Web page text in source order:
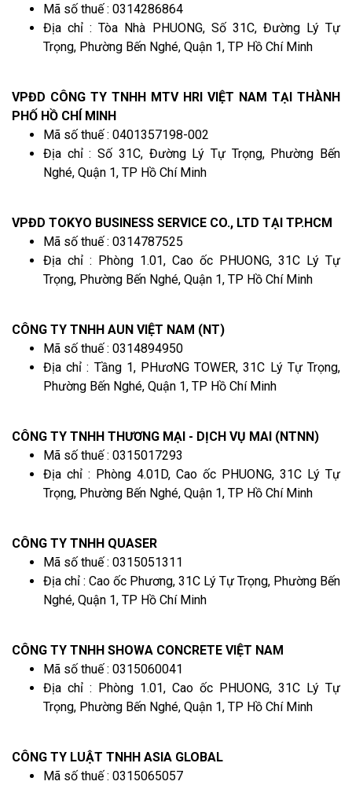
Mã số thuế : 0314286864
Địa chỉ : Tòa Nhà PHUONG, Số 31C, Đường Lý Tự
Trọng, Phường Bến Nghé, Quận 1, TP Hồ Chí Minh
VPĐD CÔNG TY TNHH MTV HRI VIỆT NAM TẠI THÀNH
PHỐ HỒ CHÍ MINH
Mã số thuế : 0401357198-002
Địa chỉ : Số 31C, Đường Lý Tự Trọng, Phường Bến
Nghé, Quận 1, TP Hồ Chí Minh
VPĐD TOKYO BUSINESS SERVICE CO., LTD TẠI TP.HCM
Mã số thuế : 0314787525
Địa chỉ : Phòng 1.01, Cao ốc PHUONG, 31C Lý Tự
Trọng, Phường Bến Nghé, Quận 1, TP Hồ Chí Minh
CÔNG TY TNHH AUN VIỆT NAM (NT)
Mã số thuế : 0314894950
Địa chỉ : Tầng 1, PHươNG TOWER, 31C Lý Tự Trọng,
Phường Bến Nghé, Quận 1, TP Hồ Chí Minh
CÔNG TY TNHH THƯƠNG MẠI - DỊCH VỤ MAI (NTNN)
Mã số thuế : 0315017293
Địa chỉ : Phòng 4.01D, Cao ốc PHUONG, 31C Lý Tự
Trọng, Phường Bến Nghé, Quận 1, TP Hồ Chí Minh
CÔNG TY TNHH QUASER
Mã số thuế : 0315051311
Địa chỉ : Cao ốc Phương, 31C Lý Tự Trọng, Phường Bến
Nghé, Quận 1, TP Hồ Chí Minh
CÔNG TY TNHH SHOWA CONCRETE VIỆT NAM
Mã số thuế : 0315060041
Địa chỉ : Phòng 1.01, Cao ốc PHUONG, 31C Lý Tự
Trọng, Phường Bến Nghé, Quận 1, TP Hồ Chí Minh
CÔNG TY LUẬT TNHH ASIA GLOBAL
Mã số thuế : 0315065057